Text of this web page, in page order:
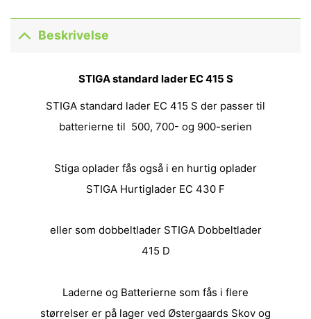
Beskrivelse
STIGA standard lader EC 415 S
STIGA standard lader EC 415 S der passer til
batterierne til 500, 700- og 900-serien
Stiga oplader fås også i en hurtig oplader
STIGA Hurtiglader EC 430 F
eller som dobbeltlader STIGA Dobbeltlader
415 D
Laderne og Batterierne som fås i flere
størrelser er på lager ved Østergaards Skov og